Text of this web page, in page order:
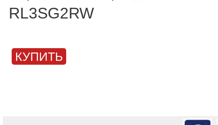
RL3SG2RW
КУПИТЬ